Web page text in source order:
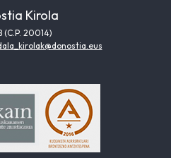
Kirola
(C.P. 20014)